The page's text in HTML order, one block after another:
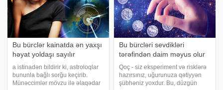
Bu bürclər kainatda ən yaxşı
həyat yoldaşı sayılır
a istinadən bildirir ki, astroloqlar
bununla bağlı sorğu keçirib.
Münəccimlər mövzu ilə əlaqədar
Bu bürcləri sevdikləri
tərəfindən daim məyus olur
Qoç - siz eksperiment və risklərə
hazırsınız, uğurunuza qətiyyən
şübhəniz yoxdur. Bu, düzgün